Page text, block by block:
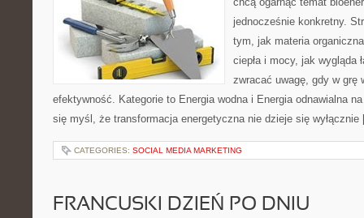
jednocześnie konkretny.
tym, jak materia
ciepła i mocy, jak wygląda
zwracać uwagę, gdy w grę
efektywność. Kategorie to Energia wodna i Energia odnawialna
się myśl, że transformacja energetyczna nie dzieje się
CATEGORIES: SOCIAL MEDIA MARKETING
FRANCUSKI DZIEŃ PO DNIU